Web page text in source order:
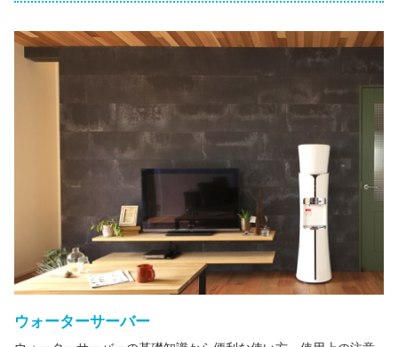
ウォーターサーバー